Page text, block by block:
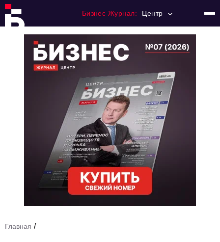
Бизнес Журнал: Центр
Регулирование
Премия "Тульский Бизнес"
История тульского предпринимательства
Главная /